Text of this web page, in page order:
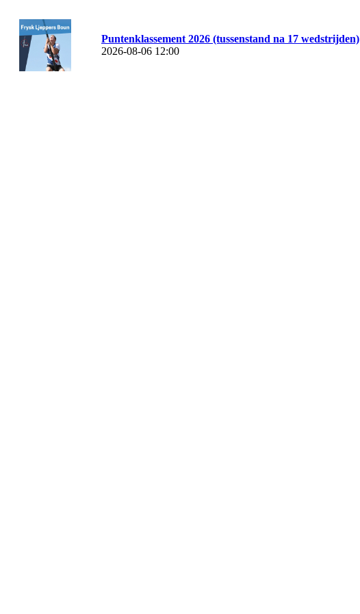
Puntenklassement 2026 (tussenstand na 17 wedstrijden)
2026-08-06 12:00